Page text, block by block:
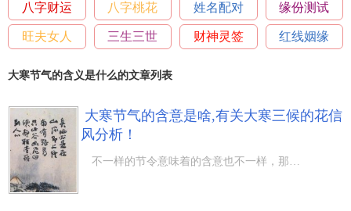
八字财运 八字桃花 姓名配对 缘份测试
旺夫女人 三生三世 财神灵签 红线姻缘
大寒节气的含义是什么的文章列表
大寒节气的含意是啥,有关大寒三候的花信
风分析！
不一样的节令意味着的含意也不一样，那麼大寒节气的含意是啥,有关大寒三候的花信风分析！农历十二月正月是